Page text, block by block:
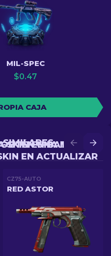
MIL-SPEC
$0.47
CAJA
OBTÉN UNA MEJOR
EN ACTUALIZAR
SKIN EN BATALLA
CZ75-AUTO
RED ASTOR